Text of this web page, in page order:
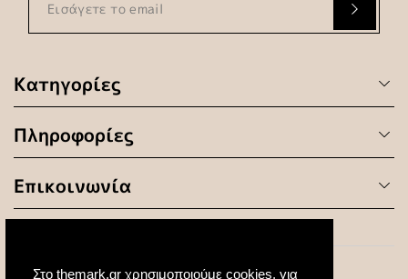
Στο themark.gr χρησιμοποιούμε cookies, για
Κατηγορίες
Πληροφορίες
Επικοινωνία